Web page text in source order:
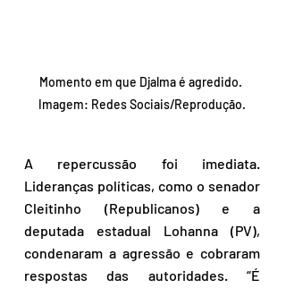
Momento em que Djalma é agredido.
Imagem: Redes Sociais/Reprodução.
A repercussão foi imediata.
Lideranças políticas, como o senador
Cleitinho (Republicanos) e a
deputada estadual Lohanna (PV),
condenaram a agressão e cobraram
respostas das autoridades. “É